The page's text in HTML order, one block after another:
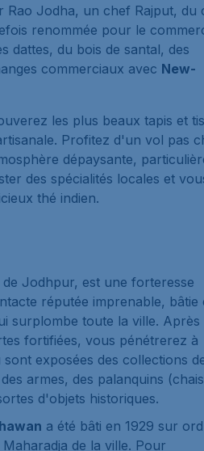
Rao Jodha, un chef Rajput, du
renommée pour le
dattes, du bois de santal, des
commerciaux avec New-
les plus beaux tapis et
Profitez d'un vol pas
dépaysante,
des spécialités locales et
thé indien.
Jodhpur, est une forteresse
réputée imprenable, bâtie
surplombe toute la ville. Après
fortifiées, vous pénétrerez à
exposées des collections
armes, des palanquins
d'objets historiques.
a été bâti en 1929 sur
de la ville. Pour